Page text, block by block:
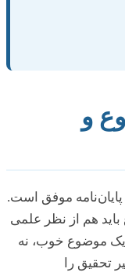
و
موفق است.
هم از نظر علمی
یک موضوع خوب، نه
تحقیق را